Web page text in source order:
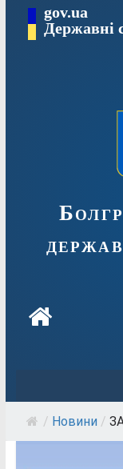
Перейтиgov.ua
Державні
/ Новини /